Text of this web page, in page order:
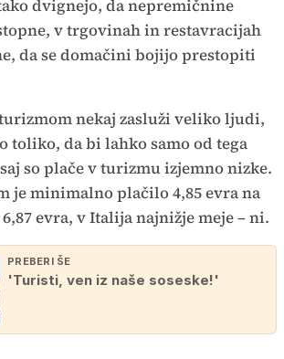
dvignejo, da nepremičnine
v trgovinah in restavracijah
da se domačini bojijo prestopiti
nekaj zasluži veliko ljudi,
toliko, da bi lahko samo od tega
so plače v turizmu izjemno nizke.
je minimalno plačilo 4,85 evra na
evra, v Italija najnižje meje – ni.
PREBERI ŠE
'Turisti, ven iz naše soseske!'